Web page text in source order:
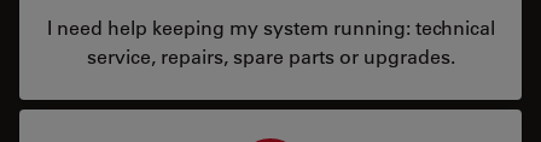
I need help keeping my system running: technical
service, repairs, spare parts or upgrades.